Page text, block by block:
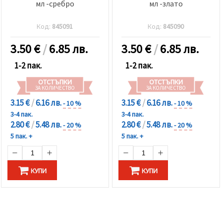
"бисквитки"
бутона
"Запази"
всички
Настройки
на
бисквитките
мл -сребро
Код: 845091
3.50€/6.85 лв.
1-2 пак.
ОТСТЪПКИ
ЗА КОЛИЧЕСТВО
3.15 €/6.16 лв.- 10 %
3-4 пак.
2.80 €/5.48 лв.- 20 %
5 пак. +
КУПИ
мл -злато
Код: 845090
3.50€/6.85 лв.
1-2 пак.
ОТСТЪПКИ
ЗА КОЛИЧЕСТВО
3.15 €/6.16 лв.- 10 %
3-4 пак.
2.80 €/5.48 лв.- 20 %
5 пак. +
КУПИ